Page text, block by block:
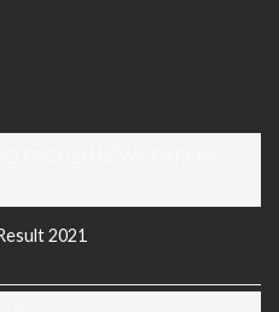
2021